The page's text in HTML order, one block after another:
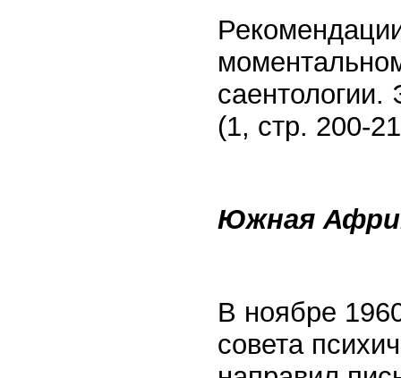
(1, стр. 200-
Южная
В ноябре
совета